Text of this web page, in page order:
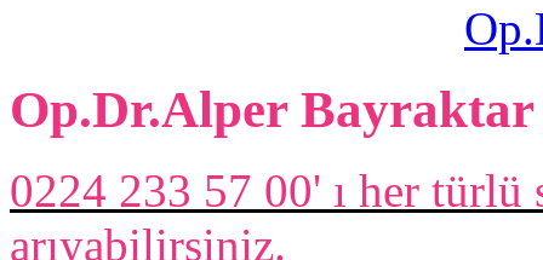
Op.Dr.Alper Bayraktar
0224 233 57 00' ı her
arıyabilirsiniz.